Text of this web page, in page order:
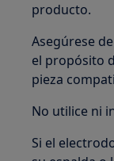
producto.
Asegúrese
el propósito
pieza
No utilice ni
Si el